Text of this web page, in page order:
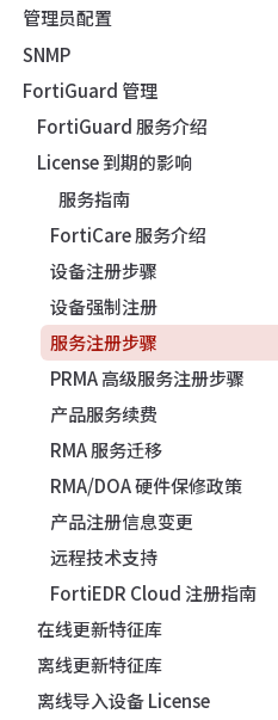
管理员配置
SNMP
FortiGuard 管理
FortiGuard 服务介绍
License 到期的影响
服务指南
FortiCare 服务介绍
设备注册步骤
设备强制注册
服务注册步骤
PRMA 高级服务注册步骤
产品服务续费
RMA 服务迁移
RMA/DOA 硬件保修政策
产品注册信息变更
远程技术支持
FortiEDR Cloud 注册指南
在线更新特征库
离线更新特征库
离线导入设备 License